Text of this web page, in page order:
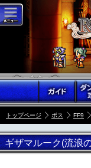
トップページ ボス FF9
ギザマルーク(流浪